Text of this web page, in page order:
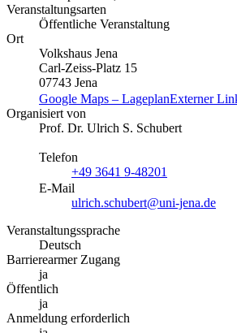
Veranstaltungsarten
Öffentliche Veranstaltung
Ort
Volkshaus Jena
Carl-Zeiss-Platz 15
07743 Jena
Google Maps – LageplanExterner
Organisiert von
Prof. Dr. Ulrich S. Schubert
Telefon
+49 3641 9-48201
E-Mail
ulrich.schubert@uni-jena.de
Veranstaltungssprache
Deutsch
Barrierearmer Zugang
ja
Öffentlich
ja
Anmeldung erforderlich